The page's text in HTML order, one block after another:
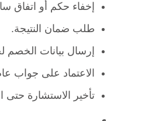
إخفاء حكم أو اتفاق
طلب ضمان النتيجة.
إرسال بيانات الخصم
الاعتماد على جواب
تأخير الاستشارة حتى